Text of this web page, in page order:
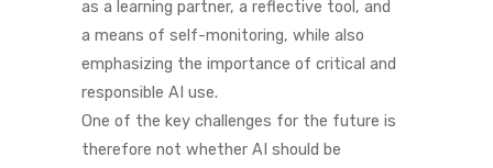
as a learning partner, a reflective tool, and
a means of self-monitoring, while also
emphasizing the importance of critical and
responsible AI use.
One of the key challenges for the future is
therefore not whether AI should be